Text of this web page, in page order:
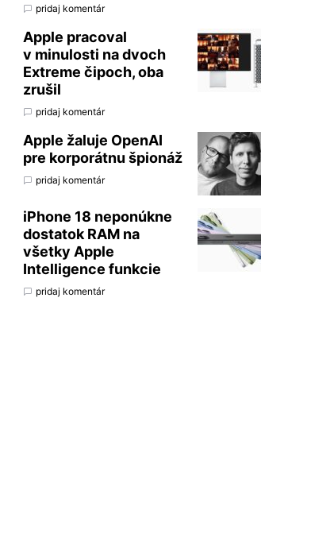
pridaj komentár
Apple pracoval
v minulosti na dvoch
Extreme čipoch, oba
zrušil
pridaj komentár
Apple žaluje OpenAI
pre korporátnu špionáž
pridaj komentár
iPhone 18 neponúkne
dostatok RAM na
všetky Apple
Intelligence funkcie
pridaj komentár